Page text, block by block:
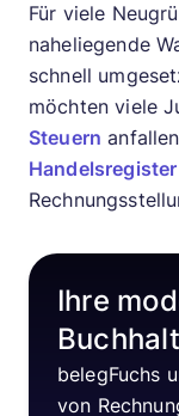
Für viele
naheliegende
schnell
möchten viele
Steuern
Handelsregister
Ihre
belegFuchs
von